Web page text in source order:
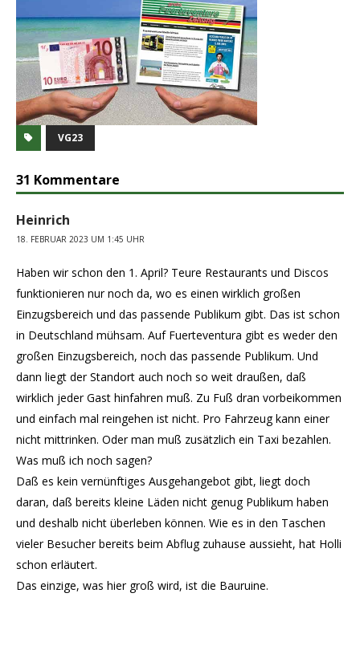
VG23
31 Kommentare
Heinrich
18. FEBRUAR 2023 UM 1:45 UHR
Haben wir schon den 1. April? Teure Restaurants und Discos
funktionieren nur noch da, wo es einen wirklich großen
Einzugsbereich und das passende Publikum gibt. Das ist schon
in Deutschland mühsam. Auf Fuerteventura gibt es weder den
großen Einzugsbereich, noch das passende Publikum. Und
dann liegt der Standort auch noch so weit draußen, daß
wirklich jeder Gast hinfahren muß. Zu Fuß dran vorbeikommen
und einfach mal reingehen ist nicht. Pro Fahrzeug kann einer
nicht mittrinken. Oder man muß zusätzlich ein Taxi bezahlen.
Was muß ich noch sagen?
Daß es kein vernünftiges Ausgehangebot gibt, liegt doch
daran, daß bereits kleine Läden nicht genug Publikum haben
und deshalb nicht überleben können. Wie es in den Taschen
vieler Besucher bereits beim Abflug zuhause aussieht, hat Holli
schon erläutert.
Das einzige, was hier groß wird, ist die Bauruine.